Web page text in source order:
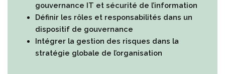
gouvernance IT et sécurité de l’information
Définir les rôles et responsabilités dans un
dispositif de gouvernance
Intégrer la gestion des risques dans la
stratégie globale de l’organisation